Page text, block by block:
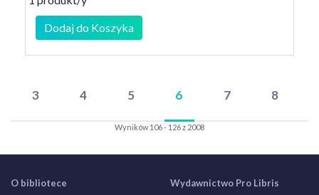
Dodaj do Koszyka
3 4 5 6 7 8
Wyników 106 - 126 z 2008
O bibliotece
Wydawnictwo Pro Libris